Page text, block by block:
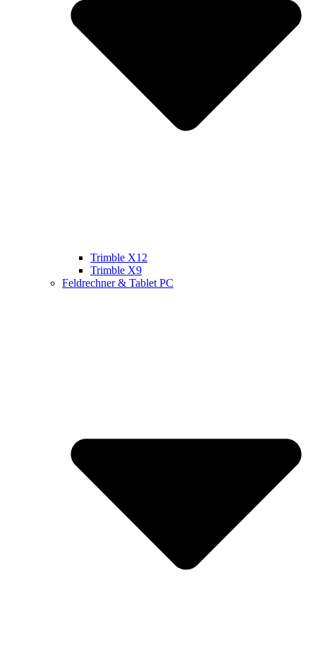
Trimble X12
Trimble X9
Feldrechner & Tablet PC